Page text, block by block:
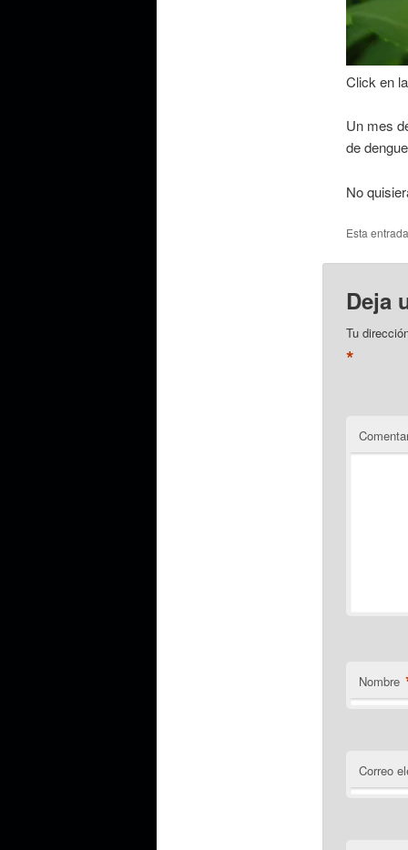
Click en
Un mes
de
No
Esta
Deja
Tu
*
Nombre
Correo